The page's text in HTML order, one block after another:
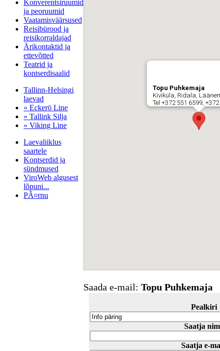
Konverentsiruumid
ja peoruumid
Vaatamisväärsused
Reisibürood ja
reisikorraldajad
Ärikontaktid ja
ettevõtted
Teatrid ja
kontserdisaalid
Tallinn-Helsingi
laevad
» Eckerö Line
» Tallink Silja
» Viking Line
Laevaliiklus
saartele
Kontserdid ja
sündmused
ViroWeb algusest
lõpuni...
PÃ¤rnu
Topu Puhkemaja
Kiviküla, Ridala,
Tel +372 551 6599,
Saada e-mail: Topu Puhkemaja
Pealkiri
Saatja
Saatja e-